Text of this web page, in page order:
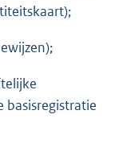
basisregistratie